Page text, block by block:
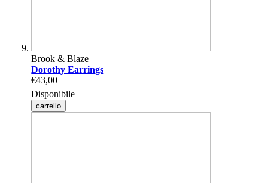
Brook & Blaze
Dorothy Earrings
€43,00
Disponibile
carrello